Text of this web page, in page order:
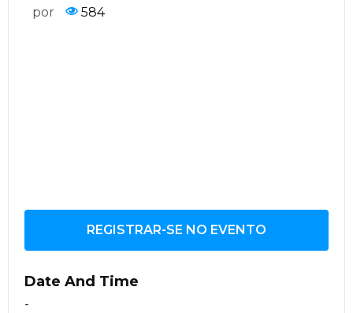
por 584
REGISTRAR-SE NO EVENTO
Date And Time
-